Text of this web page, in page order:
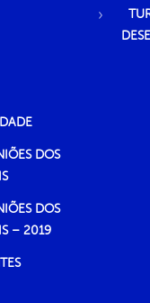
DOS
DOS
– 2019